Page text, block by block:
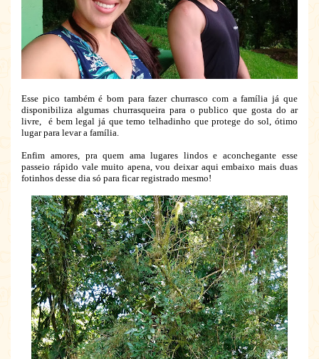
Esse pico também é bom para fazer churrasco com a família já que
disponibiliza algumas churrasqueira para o publico que gosta do ar
livre, é bem legal já que temo telhadinho que protege do sol, ótimo
lugar para levar a família.
Enfim amores, pra quem ama lugares lindos e aconchegante esse
passeio rápido vale muito apena, vou deixar aqui embaixo mais duas
fotinhos desse dia só para ficar registrado mesmo!